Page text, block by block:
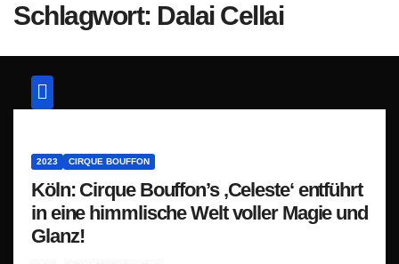
Schlagwort: Dalai Cellai
2023 CIRQUE BOUFFON
Köln: Cirque Bouffon’s ‚Celeste‘ entführt
in eine himmlische Welt voller Magie und
Glanz!